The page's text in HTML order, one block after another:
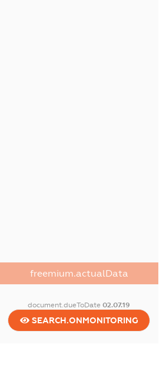
freemium.actualData
document.dueToDate02.07.19
SEARCH.ONMONITORING